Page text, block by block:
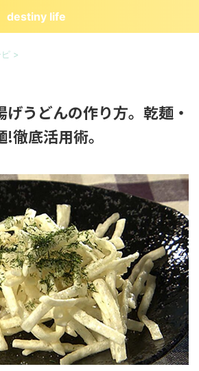
destiny life
ピ >
げうどんの作り方。乾麺・
徹底活用術。